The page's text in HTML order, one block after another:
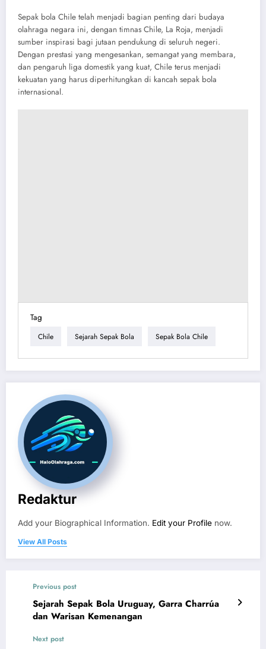
Sepak bola Chile telah menjadi bagian penting dari budaya
olahraga negara ini, dengan timnas Chile, La Roja, menjadi
sumber inspirasi bagi jutaan pendukung di seluruh negeri.
Dengan prestasi yang mengesankan, semangat yang membara,
dan pengaruh liga domestik yang kuat, Chile terus menjadi
kekuatan yang harus diperhitungkan di kancah sepak bola
internasional.
Tag
Chile Sejarah Sepak Bola Sepak Bola Chile
Redaktur
Add your Biographical Information. Edit your Profile now.
View All Posts
Previous post
Sejarah Sepak Bola Uruguay, Garra Charrúa
dan Warisan Kemenangan
Next post